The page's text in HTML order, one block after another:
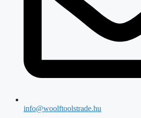
info@woolftoolstrade.hu